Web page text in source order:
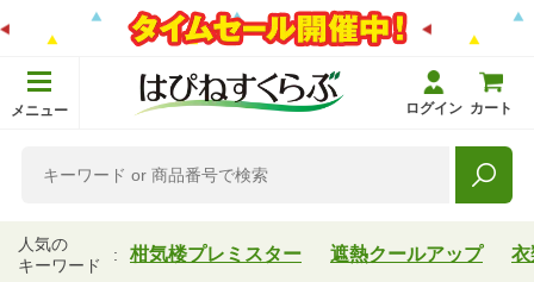
メニュー ログイン カート
人気の
キーワード
柑気楼プレミスター 遮熱クールアップ 衣